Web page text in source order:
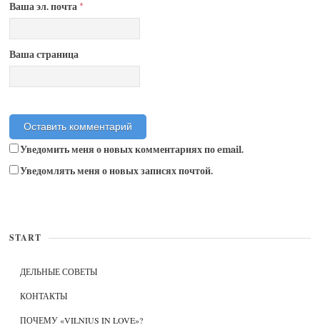
Ваша эл. почта *
Ваша страница
Уведомить меня о новых комментариях по email.
Уведомлять меня о новых записях почтой.
START
ДЕЛЬНЫЕ СОВЕТЫ
КОНТАКТЫ
ПОЧЕМУ «VILNIUS IN LOVE»?